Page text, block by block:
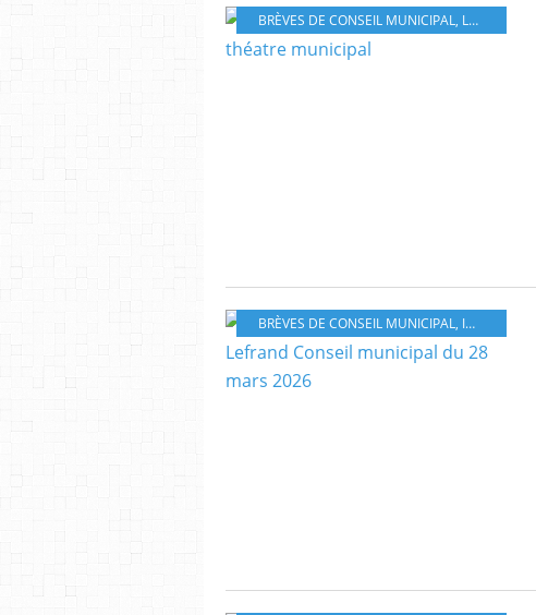
BRÈVES DE CONSEIL MUNICIPAL, LETTRES À ELISE
BRÈVES DE CONSEIL MUNICIPAL, INTERVENTIONS CONSEIL